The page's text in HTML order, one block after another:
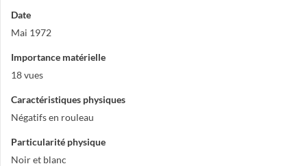
Date
Mai 1972
Importance matérielle
18 vues
Caractéristiques physiques
Négatifs en rouleau
Particularité physique
Noir et blanc